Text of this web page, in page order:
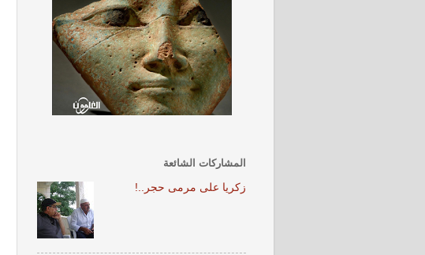
المشاركات الشائعة
زكريا على مرمى حجر..!